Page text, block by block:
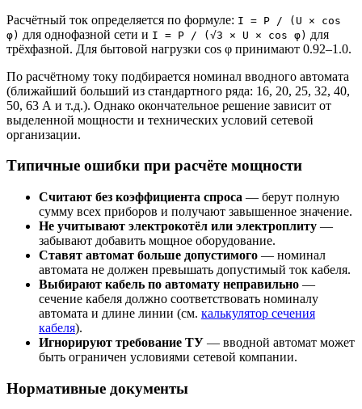
Расчётный ток определяется по формуле: I = P / (U × cos
φ) для однофазной сети и I = P / (√3 × U × cos φ) для
трёхфазной. Для бытовой нагрузки cos φ принимают 0.92–1.0.
По расчётному току подбирается номинал вводного автомата
(ближайший больший из стандартного ряда: 16, 20, 25, 32, 40,
50, 63 А и т.д.). Однако окончательное решение зависит от
выделенной мощности и технических условий сетевой
организации.
Типичные ошибки при расчёте мощности
Считают без коэффициента спроса — берут полную
сумму всех приборов и получают завышенное значение.
Не учитывают электрокотёл или электроплиту —
забывают добавить мощное оборудование.
Ставят автомат больше допустимого — номинал
автомата не должен превышать допустимый ток кабеля.
Выбирают кабель по автомату неправильно —
сечение кабеля должно соответствовать номиналу
автомата и длине линии (см. калькулятор сечения
кабеля).
Игнорируют требование ТУ — вводной автомат может
быть ограничен условиями сетевой компании.
Нормативные документы